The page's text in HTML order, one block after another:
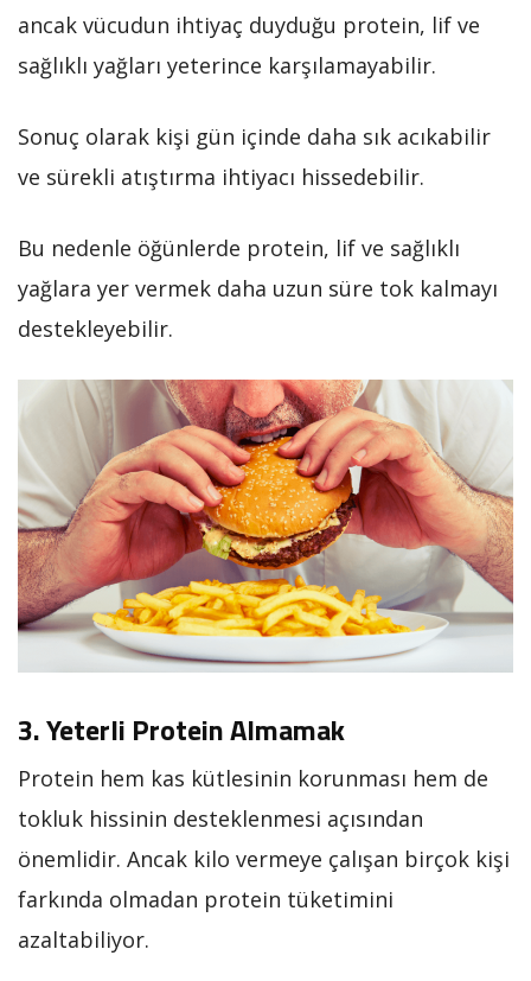
ancak vücudun ihtiyaç duyduğu protein, lif ve
sağlıklı yağları yeterince karşılamayabilir.
Sonuç olarak kişi gün içinde daha sık acıkabilir
ve sürekli atıştırma ihtiyacı hissedebilir.
Bu nedenle öğünlerde protein, lif ve sağlıklı
yağlara yer vermek daha uzun süre tok kalmayı
destekleyebilir.
3. Yeterli Protein Almamak
Protein hem kas kütlesinin korunması hem de
tokluk hissinin desteklenmesi açısından
önemlidir. Ancak kilo vermeye çalışan birçok kişi
farkında olmadan protein tüketimini
azaltabiliyor.